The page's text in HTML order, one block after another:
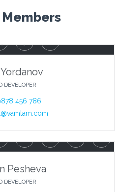
DEVELOPER
456 786
Pesheva
DEVELOPER